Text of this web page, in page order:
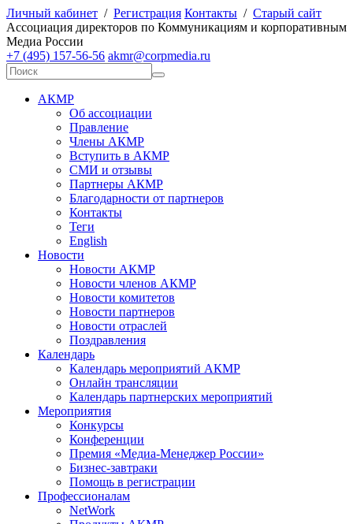
Личный кабинет / Регистрация Контакты / Старый сайт
Ассоциация директоров по Коммуникациям и корпоративным
Медиа России
+7 (495) 157-56-56 akmr@corpmedia.ru
АКМР
Об ассоциации
Правление
Члены АКМР
Вступить в АКМР
СМИ и отзывы
Партнеры АКМР
Благодарности от партнеров
Контакты
Теги
English
Новости
Новости АКМР
Новости членов АКМР
Новости комитетов
Новости партнеров
Новости отраслей
Поздравления
Календарь
Календарь мероприятий АКМР
Онлайн трансляции
Календарь партнерских мероприятий
Мероприятия
Конкурсы
Конференции
Премия «Медиа-Менеджер России»
Бизнес-завтраки
Помощь в регистрации
Профессионалам
NetWork